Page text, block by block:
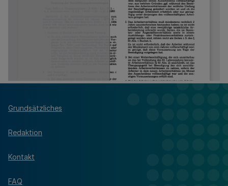
Grundsätzliches
Redaktion
Kontakt
FAQ